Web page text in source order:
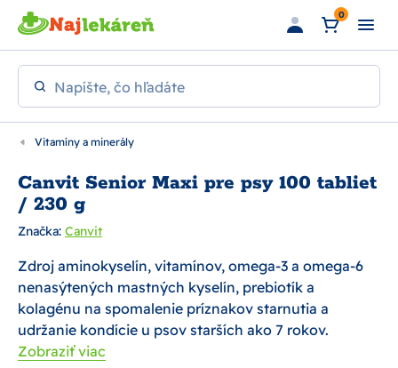
Preskočiť na hlavný obsah 0
Napíšte, čo hľadáte
Vitamíny a minerály
Canvit Senior Maxi pre psy 100 tabliet
/ 230 g
Značka: Canvit
Zdroj aminokyselín, vitamínov, omega-3 a omega-6
nenasýtených mastných kyselín, prebiotík a
kolagénu na spomalenie príznakov starnutia a
udržanie kondície u psov starších ako 7 rokov.
Zobraziť viac